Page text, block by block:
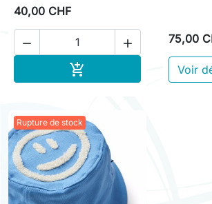
40,00 CHF
 

75,00
Voir
Rupture de stock